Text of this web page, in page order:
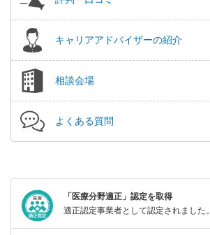
キャリアアドバイザーの紹介
相談会場
よくある質問
「医療分野適正」認定を取得
適正認定事業者として認定されました。